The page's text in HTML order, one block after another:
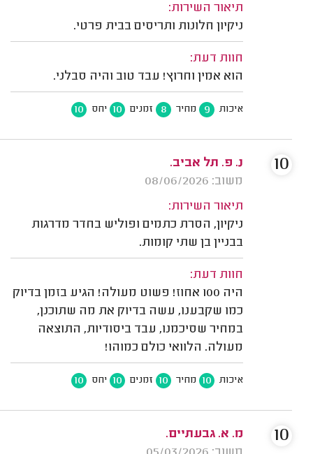
תיאור השירות:
ניקיון חלונות ותריסים בבית פרטי.
חוות דעת:
הוא אמין וחרוץ! עבד טוב והיה סבלני.
איכות 9 מחיר 8 זמנים 10 יחס 10
נ. פ. תל אביב.
משוב: 08/06/2026
תיאור השירות:
ניקיון, הסרת כתמים ופוליש בחדר מדרגות
בבניין בן שתי קומות.
חוות דעת:
היה 100 אחוז! פשוט מעולה! הגיע בזמן בדיוק
כמו שקבענו, עשה בדיוק את מה שתוכנן,
במחיר שסיכמנו, עבד ביסודיות, התוצאה
מעולה. הלוואי כולם כמוהו!
איכות 10 מחיר 10 זמנים 10 יחס 10
10
מ. א. גבעתיים.
10